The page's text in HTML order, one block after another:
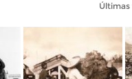
Últimas